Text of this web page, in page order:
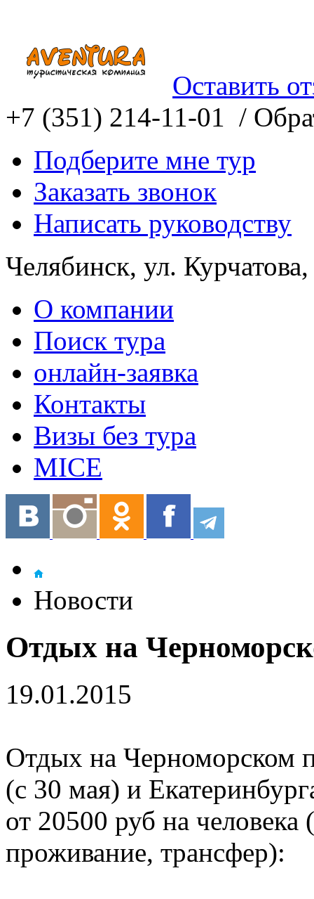
Оставить
+7 (351) 214-11-01 /
Подберите мне тур
Заказать звонок
Написать руководству
Челябинск, ул.
О компании
Поиск тура
онлайн-заявка
Контакты
Визы без тура
MICE
Новости
Отдых на
19.01.2015
Отдых на Черноморском
(с 30 мая) и
от 20500 руб на
проживание, трансфер):